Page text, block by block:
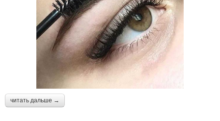
читать дальше →